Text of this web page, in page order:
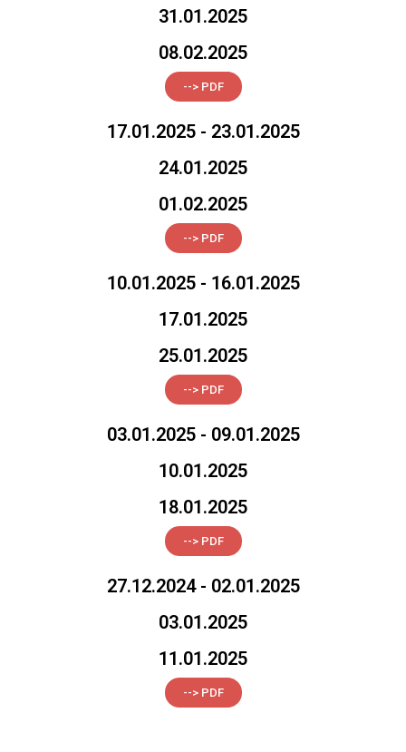
31.01.2025
08.02.2025
--> PDF
17.01.2025 - 23.01.2025
24.01.2025
01.02.2025
--> PDF
10.01.2025 - 16.01.2025
17.01.2025
25.01.2025
--> PDF
03.01.2025 - 09.01.2025
10.01.2025
18.01.2025
--> PDF
27.12.2024 - 02.01.2025
03.01.2025
11.01.2025
--> PDF